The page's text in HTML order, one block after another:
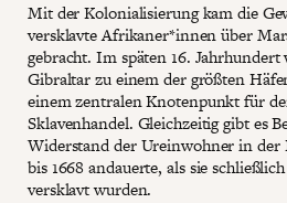
Mit der Kolonialisierung kam die
versklavte Afrikaner*innen über
gebracht. Im späten 16.
Gibraltar zu einem der größten
einem zentralen Knotenpunkt für
Sklavenhandel. Gleichzeitig gibt es
Widerstand der Ureinwohner in der
bis 1668 andauerte, als sie
versklavt wurden.